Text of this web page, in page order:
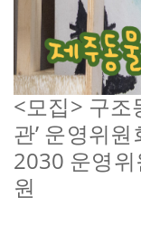
<모집> 구조
관’ 운영위원
2030 운영위
원